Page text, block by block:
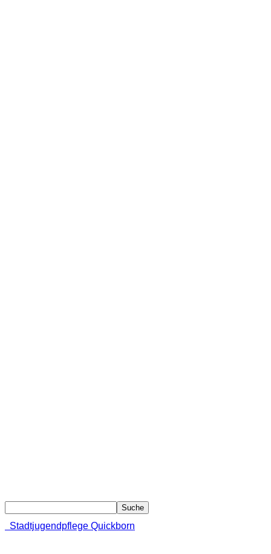
Stadtjugendpflege Quickborn